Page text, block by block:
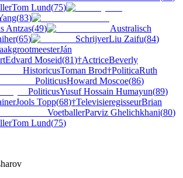
Tom Lund(75)
(83)
Antzas(49)
Australisch
(65) SchrijverLiu Zaifu(84)
Ján
Edvard Moseid(81)†ActriceBeverly
HistoricusToman Brod†PoliticaRuth
PoliticusHoward Moscoe(86)
PoliticusYusuf Hossain Humayun(89)
Jools Topp(68)†TelevisieregisseurBrian
VoetballerParviz Ghelichkhani(80)
Tom Lund(75)